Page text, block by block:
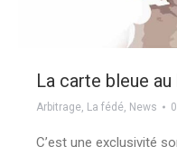
La carte bleue
Arbitrage, La fédé, News
C’est une exclusivité